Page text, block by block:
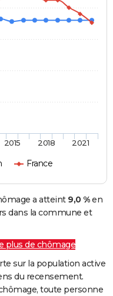
France
2015 2018 2021
a atteint 9,0 %en
dans la commune et
plus de chômage
sur la population active
du recensement.
toute personne